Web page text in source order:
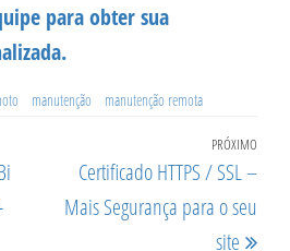
para obter sua
manutenção manutenção remota
post
PRÓXIMO
Certificado HTTPS / SSL –
Mais Segurança para o seu
site